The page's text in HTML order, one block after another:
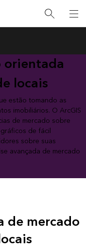
orientada
locais
estão tomando as
imobiliários. O ArcGIS
de mercado sobre
de fácil
sobre suas
avançada de mercado
de mercado